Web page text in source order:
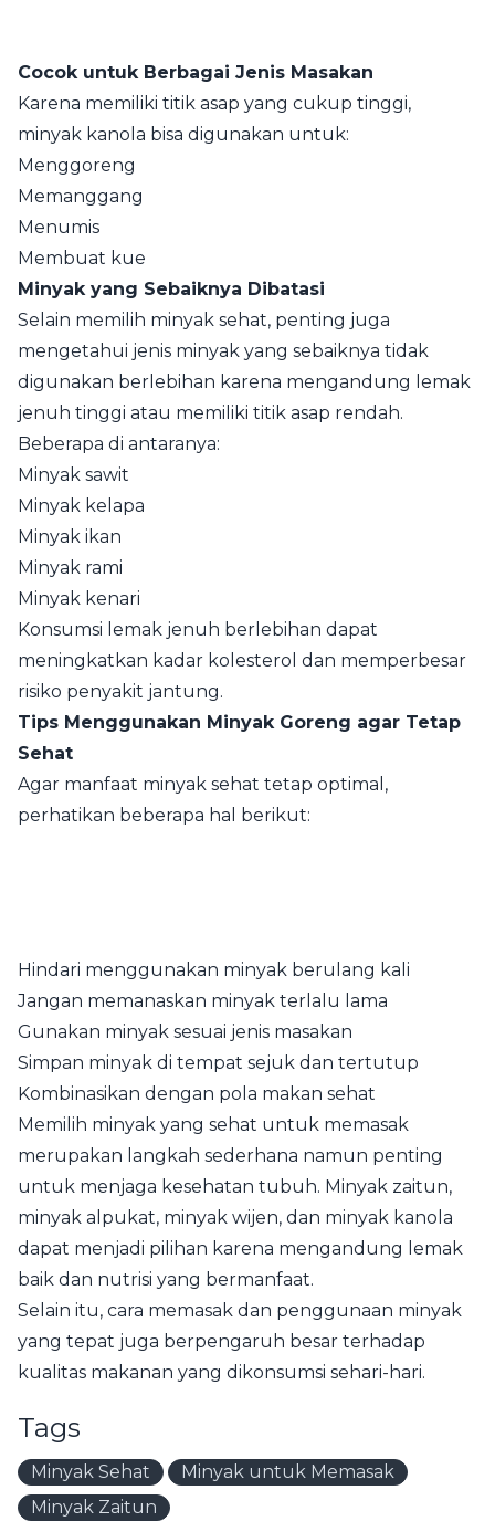
Cocok untuk Berbagai Jenis Masakan
Karena memiliki titik asap yang cukup tinggi,
minyak kanola bisa digunakan untuk:
Menggoreng
Memanggang
Menumis
Membuat kue
Minyak yang Sebaiknya Dibatasi
Selain memilih minyak sehat, penting juga
mengetahui jenis minyak yang sebaiknya tidak
digunakan berlebihan karena mengandung lemak
jenuh tinggi atau memiliki titik asap rendah.
Beberapa di antaranya:
Minyak sawit
Minyak kelapa
Minyak ikan
Minyak rami
Minyak kenari
Konsumsi lemak jenuh berlebihan dapat
meningkatkan kadar kolesterol dan memperbesar
risiko penyakit jantung.
Tips Menggunakan Minyak Goreng agar Tetap
Sehat
Agar manfaat minyak sehat tetap optimal,
perhatikan beberapa hal berikut:
Hindari menggunakan minyak berulang kali
Jangan memanaskan minyak terlalu lama
Gunakan minyak sesuai jenis masakan
Simpan minyak di tempat sejuk dan tertutup
Kombinasikan dengan pola makan sehat
Memilih minyak yang sehat untuk memasak
merupakan langkah sederhana namun penting
untuk menjaga kesehatan tubuh. Minyak zaitun,
minyak alpukat, minyak wijen, dan minyak kanola
dapat menjadi pilihan karena mengandung lemak
baik dan nutrisi yang bermanfaat.
Selain itu, cara memasak dan penggunaan minyak
yang tepat juga berpengaruh besar terhadap
kualitas makanan yang dikonsumsi sehari-hari.
Tags
Minyak Sehat
Minyak untuk Memasak
Minyak Zaitun